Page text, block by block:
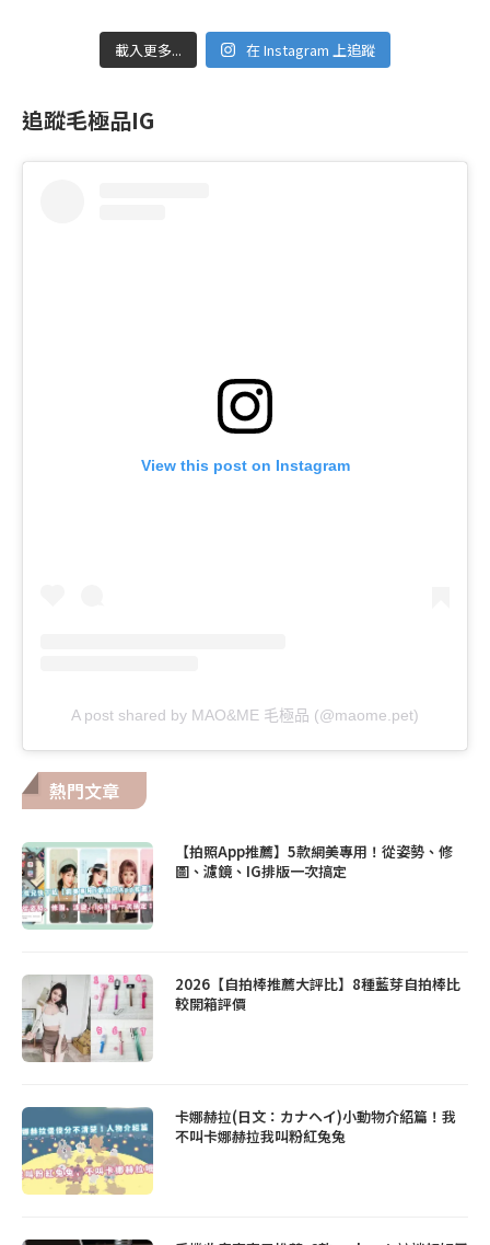
載入更多... 在 Instagram 上追蹤
追蹤毛極品IG
View this post on Instagram
A post shared by MAO&ME 毛極品 (@maome.pet)
熱門文章
【拍照App推薦】5款網美專用！從姿勢、修
圖、濾鏡、IG排版一次搞定
2026【自拍棒推薦大評比】8種藍芽自拍棒比
較開箱評價
卡娜赫拉(日文：カナヘイ)小動物介紹篇！我
不叫卡娜赫拉我叫粉紅兔兔